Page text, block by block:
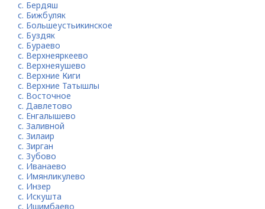
с. Бердяш
с. Бижбуляк
с. Большеустьикинское
с. Буздяк
с. Бураево
с. Верхнеяркеево
с. Верхнеяушево
с. Верхние Киги
с. Верхние Татышлы
с. Восточное
с. Давлетово
с. Енгалышево
с. Заливной
с. Зилаир
с. Зирган
с. Зубово
с. Иванаево
с. Имянликулево
с. Инзер
с. Искушта
с. Ишимбаево